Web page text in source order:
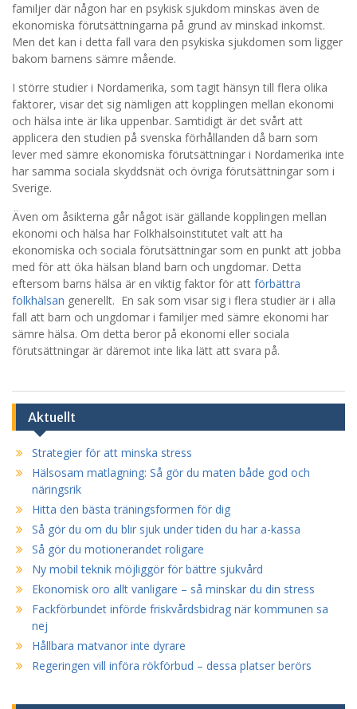
familjer där någon har en psykisk sjukdom minskas även de
ekonomiska förutsättningarna på grund av minskad inkomst.
Men det kan i detta fall vara den psykiska sjukdomen som ligger
bakom barnens sämre mående.
I större studier i Nordamerika, som tagit hänsyn till flera olika
faktorer, visar det sig nämligen att kopplingen mellan ekonomi
och hälsa inte är lika uppenbar. Samtidigt är det svårt att
applicera den studien på svenska förhållanden då barn som
lever med sämre ekonomiska förutsättningar i Nordamerika inte
har samma sociala skyddsnät och övriga förutsättningar som i
Sverige.
Även om åsikterna går något isär gällande kopplingen mellan
ekonomi och hälsa har Folkhälsoinstitutet valt att ha
ekonomiska och sociala förutsättningar som en punkt att jobba
med för att öka hälsan bland barn och ungdomar. Detta
eftersom barns hälsa är en viktig faktor för att förbättra
folkhälsan generellt. En sak som visar sig i flera studier är i alla
fall att barn och ungdomar i familjer med sämre ekonomi har
sämre hälsa. Om detta beror på ekonomi eller sociala
förutsättningar är däremot inte lika lätt att svara på.
Aktuellt
Strategier för att minska stress
Hälsosam matlagning: Så gör du maten både god och
näringsrik
Hitta den bästa träningsformen för dig
Så gör du om du blir sjuk under tiden du har a-kassa
Så gör du motionerandet roligare
Ny mobil teknik möjliggör för bättre sjukvård
Ekonomisk oro allt vanligare – så minskar du din stress
Fackförbundet införde friskvårdsbidrag när kommunen sa
nej
Hållbara matvanor inte dyrare
Regeringen vill införa rökförbud – dessa platser berörs